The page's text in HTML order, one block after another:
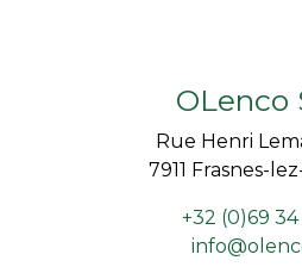
OLenco
Rue Henri
7911 Frasnes-
+32 (0)69 34